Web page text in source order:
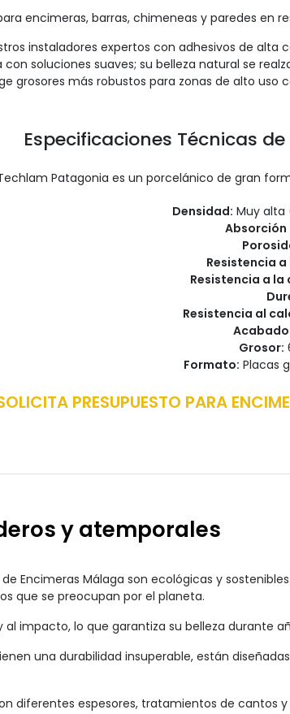
encimeras, barras, chimeneas y paredes en
instaladores expertos con adhesivos de alta
con soluciones suaves; su belleza natural se
grosores más robustos para zonas de alto uso
Especificaciones Técnicas
Patagonia es un porcelánico de gran
Densidad: Muy alta
Absorción
Resistencia
Resistencia a la
Resistencia al
Grosor:
Formato: Placas
PRESUPUESTO PARA
y atemporales
Encimeras Málaga son ecológicas y
que se preocupan por el planeta.
al impacto, lo que garantiza su belleza durante
una durabilidad insuperable, están
diferentes espesores, tratamientos de cantos